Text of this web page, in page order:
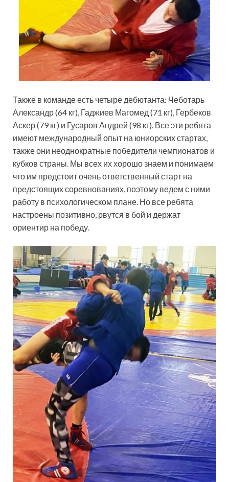
Также в команде есть четыре дебютанта: Чеботарь
Александр (64 кг), Гаджиев Магомед (71 кг), Гербеков
Аскер (79 кг) и Гусаров Андрей (98 кг). Все эти ребята
имеют международный опыт на юниорских стартах,
также они неоднократные победители чемпионатов и
кубков страны. Мы всех их хорошо знаем и понимаем
что им предстоит очень ответственный старт на
предстоящих соревнованиях, поэтому ведем с ними
работу в психологическом плане. Но все ребята
настроены позитивно, рвутся в бой и держат
ориентир на победу.